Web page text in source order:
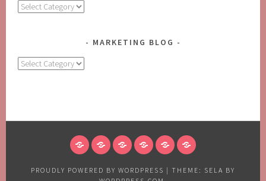
Ẩm
MARKETING BLOG
MARKETING
US
US
US
PROUDLY POWERED BY WORDPRESS | THEME: SELA BY